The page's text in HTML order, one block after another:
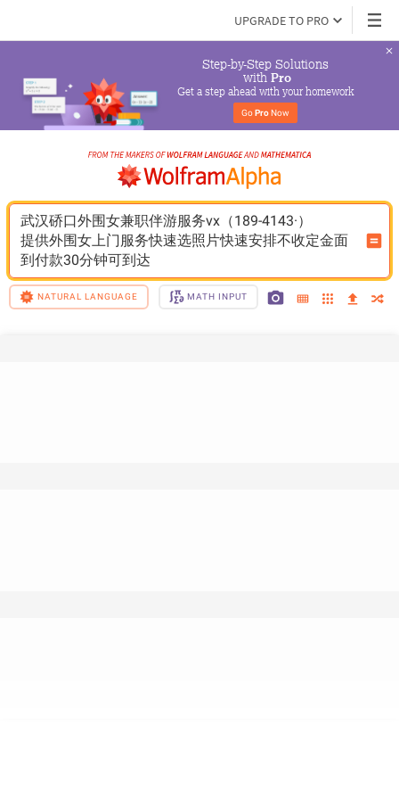
UPGRADE TO PRO
Step-by-Step Solutions
with Pro
Get a step ahead with your homework
Go Pro Now
武汉硚口外围女兼职伴游服务vx（189-4143·）
提供外围女上门服务快速选照片快速安排不收定金面
到付款30分钟可到达
NATURAL LANGUAGE MATH INPUT